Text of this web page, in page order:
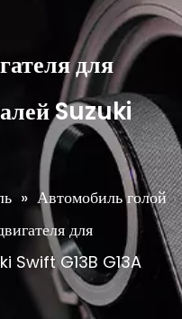
для
Suzuki
» Автомобиль голой
для
Swift G13B G13A